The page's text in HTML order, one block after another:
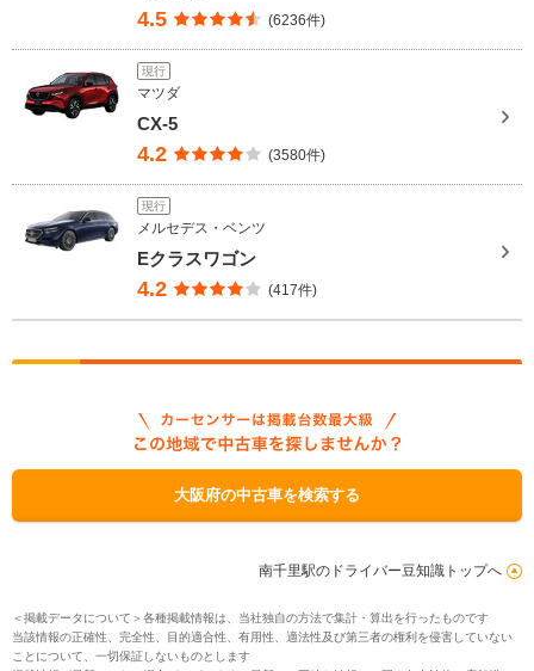
4.5 (6236件)
現行
マツダ
CX-5
4.2 (3580件)
現行
メルセデス・ベンツ
Eクラスワゴン
4.2 (417件)
大阪府の中古車を検索する
南千里駅のドライバー豆知識トップへ
＜掲載データについて＞各種掲載情報は、当社独自の方法で集計・算出を行ったものです
当該情報の正確性、完全性、目的適合性、有用性、適法性及び第三者の権利を侵害していない
ことについて、一切保証しないものとします